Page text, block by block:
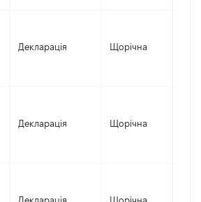
Декларація Щорічна
Декларація Щорічна
Декларація Щорічна